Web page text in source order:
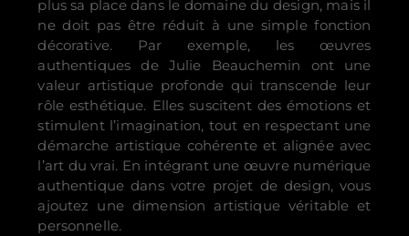
plus sa place dans le domaine du design, mais il
ne doit pas être réduit à une simple fonction
décorative. Par exemple, les œuvres
authentiques de Julie Beauchemin ont une
valeur artistique profonde qui transcende leur
rôle esthétique. Elles suscitent des émotions et
stimulent l’imagination, tout en respectant une
démarche artistique cohérente et alignée avec
l’art du vrai. En intégrant une œuvre numérique
authentique dans votre projet de design, vous
ajoutez une dimension artistique véritable et
personnelle.